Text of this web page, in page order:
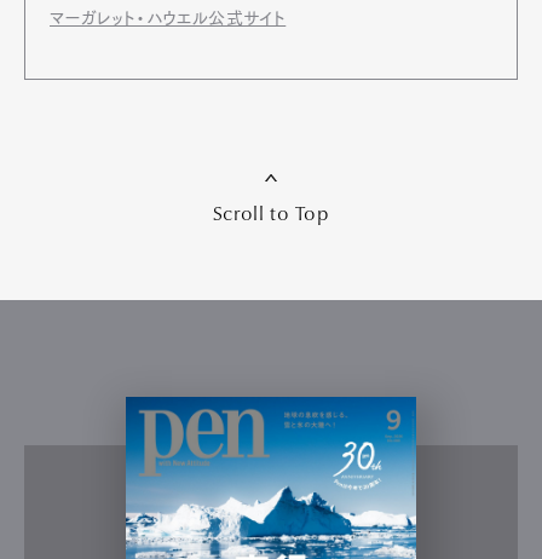
マーガレット・ハウエル公式サイト
Scroll to Top